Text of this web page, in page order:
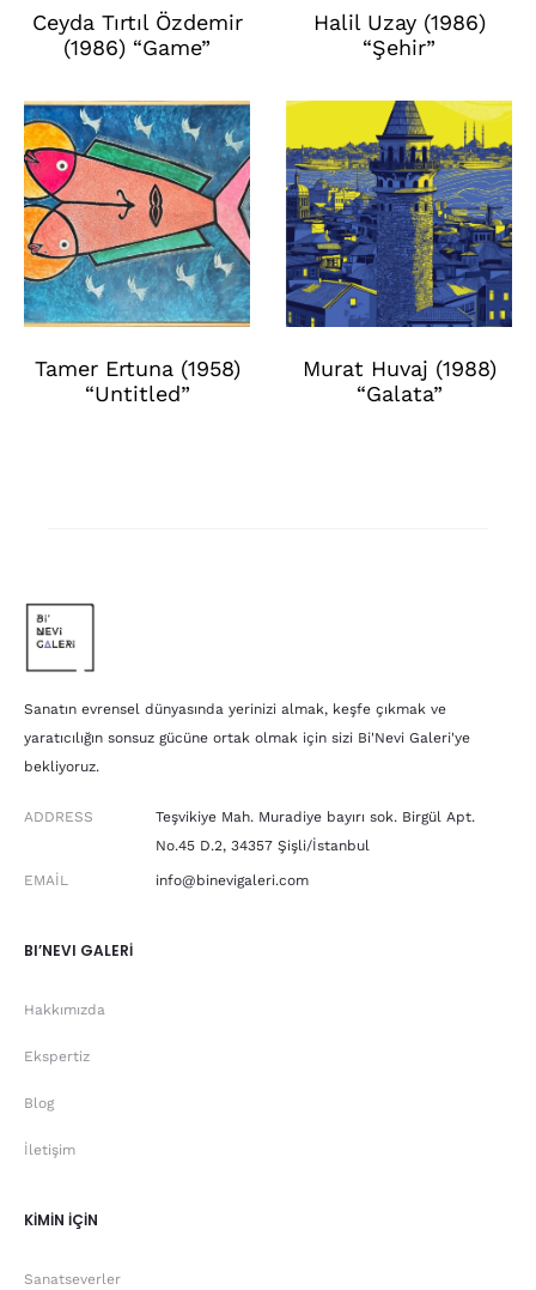
Ceyda Tırtıl Özdemir
(1986) “Game”
Halil Uzay (1986)
“Şehir”
Tamer Ertuna (1958)
“Untitled”
Murat Huvaj (1988)
“Galata”
Sanatın evrensel dünyasında yerinizi almak, keşfe çıkmak ve
yaratıcılığın sonsuz gücüne ortak olmak için sizi Bi'Nevi Galeri'ye
bekliyoruz.
ADDRESS
Teşvikiye Mah. Muradiye bayırı sok. Birgül Apt.
No.45 D.2, 34357 Şişli/İstanbul
EMAIL info@binevigaleri.com
BI’NEVI GALERİ
Hakkımızda
Ekspertiz
Blog
İletişim
KİMİN İÇİN
Sanatseverler